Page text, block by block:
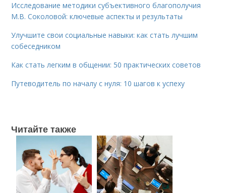
Исследование методики субъективного благополучия
М.В. Соколовой: ключевые аспекты и результаты
Улучшите свои социальные навыки: как стать лучшим
собеседником
Как стать легким в общении: 50 практических советов
Путеводитель по началу с нуля: 10 шагов к успеху
Читайте также